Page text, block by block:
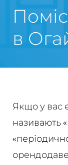
в
Якщо у вас
називають